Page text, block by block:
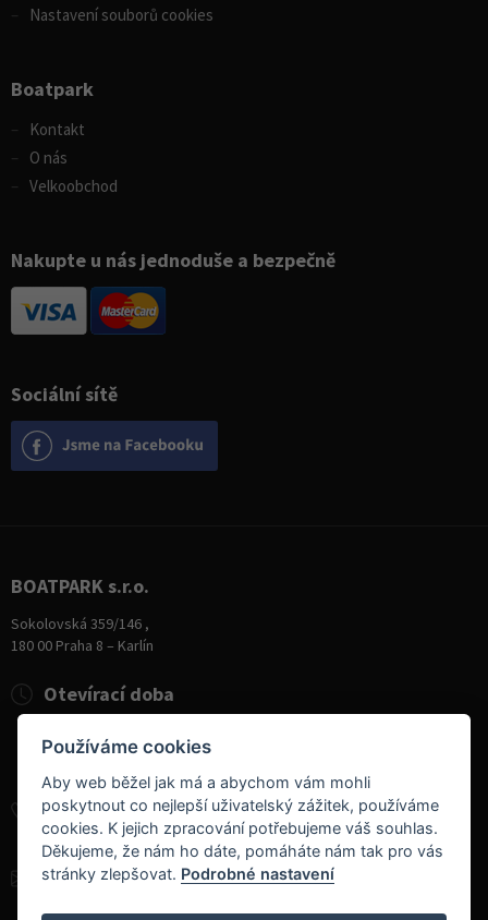
Sociální sítě
Nastavení souborů cookies
Boatpark
Kontakt
O nás
Velkoobchod
Nakupte u nás jednoduše a bezpečně
BOATPARK s.r.o.
Sokolovská 359/146 ,
180 00 Praha 8 – Karlín
+420 284 826 787
+420 604 728 042
info@boatpark.cz
Otevírací doba
Úterý - Pátek
10:00 - 19:00
Sobota
9:00 - 14:00
Používáme cookies
Aby web běžel jak má a abychom vám mohli
poskytnout co nejlepší uživatelský zážitek, používáme
cookies. K jejich zpracování potřebujeme váš souhlas.
Děkujeme, že nám ho dáte, pomáháte nám tak pro vás
stránky zlepšovat. Podrobné nastavení